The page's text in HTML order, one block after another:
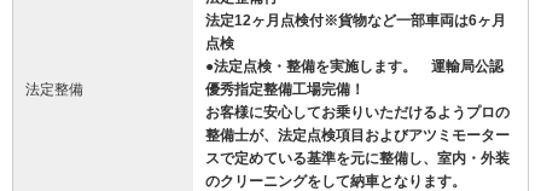
法定整備
法定12ヶ月点検付※貨物など一部車両は6ヶ月
点検
●法定点検・整備を実施します。 運輸局公認
優秀指定整備工場完備！
お客様に安心してお乗りいただけるようプロの
整備士が、法定点検項目およびアツミモーター
スで定めている基準を元に整備し、室内・外装
のクリーニングをして納車となります。